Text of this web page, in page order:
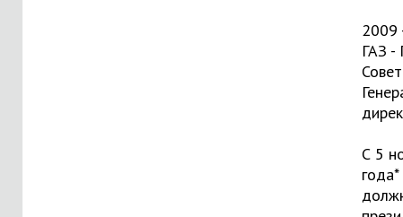
2009
ГАЗ -
С 5